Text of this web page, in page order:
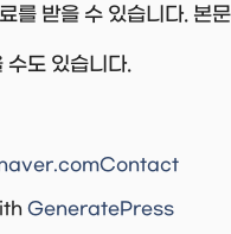
를 받을 수 있습니다. 본문
수도 있습니다.
GeneratePress
Contact